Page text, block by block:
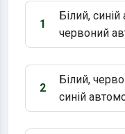
Варіант 1:
1
Білий,
червоний
Варіант 2:
2
Білий,
синій